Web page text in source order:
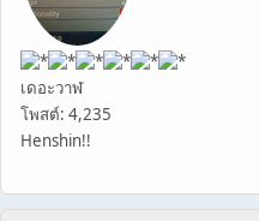
เดอะวาฬ
โพสต์: 4,235
Henshin!!